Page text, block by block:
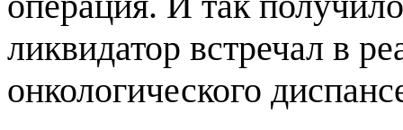
ликвидатор встречал в
онкологического